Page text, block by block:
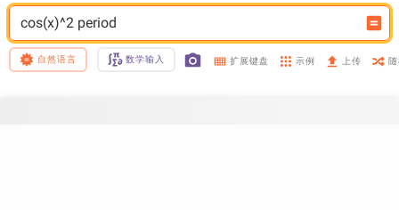
cos(x)^2 period
自然语言 数学输入 扩展键盘 示例 上传